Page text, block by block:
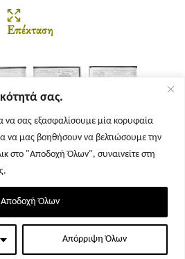
σας.
να σας εξασφαλίσουμε μία κορυφαία
να μας βοηθήσουν να βελτιώσουμε την
στο "Αποδοχή Όλων", συναινείτε στη
Απόρριψη Όλων
Αποδοχή Όλων
Επέκταση
2 Σελίδα 3 Σελίδα 4